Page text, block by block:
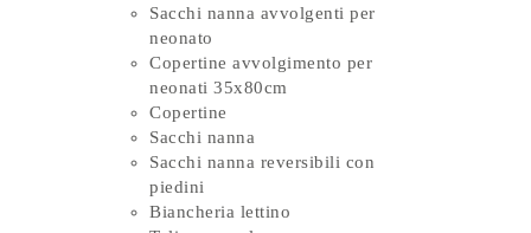
Sacchi nanna avvolgenti per
neonato
Copertine avvolgimento per
neonati 35x80cm
Copertine
Sacchi nanna
Sacchi nanna reversibili con
piedini
Biancheria lettino